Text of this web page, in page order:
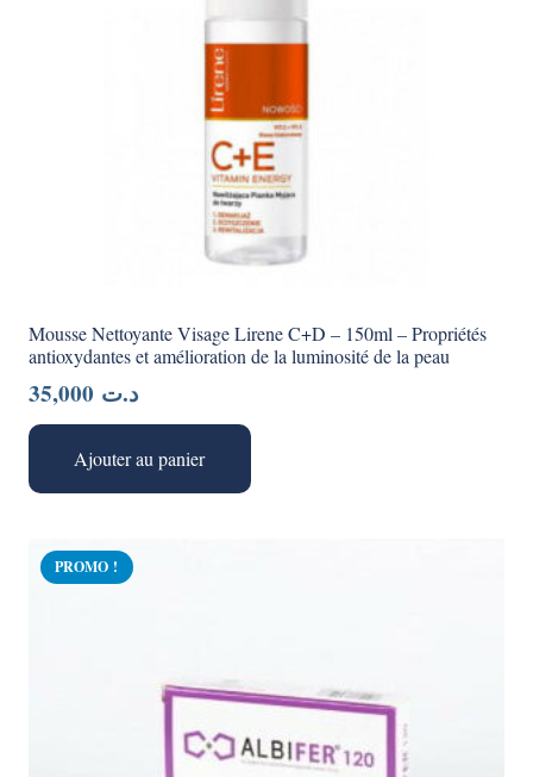
Mousse Nettoyante Visage Lirene C+D – 150ml – Propriétés
antioxydantes et amélioration de la luminosité de la peau
د.ت
Ajouter au panier
PROMO !